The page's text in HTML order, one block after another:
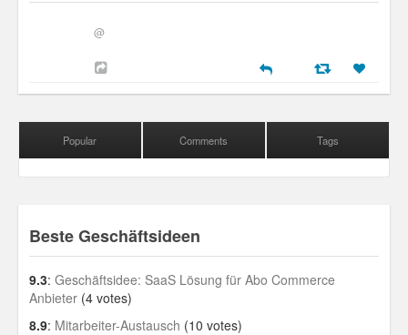
@
Popular Comments Tags
Beste Geschäftsideen
9.3: Geschäftsidee: SaaS Lösung für Abo Commerce
Anbieter (4 votes)
8.9: Mitarbeiter-Austausch (10 votes)